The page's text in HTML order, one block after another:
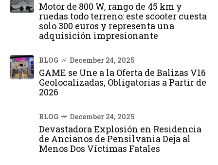
Motor de 800 W, rango de 45 km y
ruedas todo terreno: este scooter cuesta
solo 300 euros y representa una
adquisición impresionante
BLOG December 24, 2025
GAME se Une a la Oferta de Balizas V16
Geolocalizadas, Obligatorias a Partir de
2026
BLOG December 24, 2025
Devastadora Explosión en Residencia
de Ancianos de Pensilvania Deja al
Menos Dos Víctimas Fatales